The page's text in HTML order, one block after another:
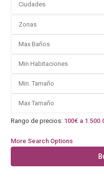
Ciudades
Zonas
Rango de precios: 100€ a
More Search Options